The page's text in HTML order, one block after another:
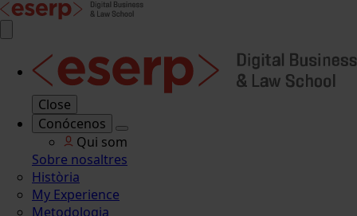
Close
Conócenos
Qui som
Sobre nosaltres
Història
My Experience
Metodologia